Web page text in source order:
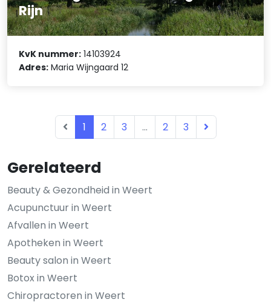
Gerelateerd
Beauty & Gezondheid in Weert
Acupunctuur in Weert
Afvallen in Weert
Apotheken in Weert
Beauty salon in Weert
Botox in Weert
Chiropractoren in Weert
Rijn
KvK nummer: 14103924
Adres: Maria Wijngaard 12
1 2 3 ... 2 3